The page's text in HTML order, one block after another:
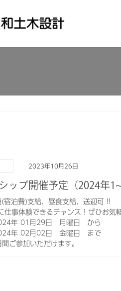
2023年10月26日
ップ開催予定（2024年
泊費)支給、昼食支給、送迎可 !!
仕事体験できるチャンス！ぜひお気
年 01月29日 月曜日 から
年 02月02日 金曜日 まで
ご参加いただけます。